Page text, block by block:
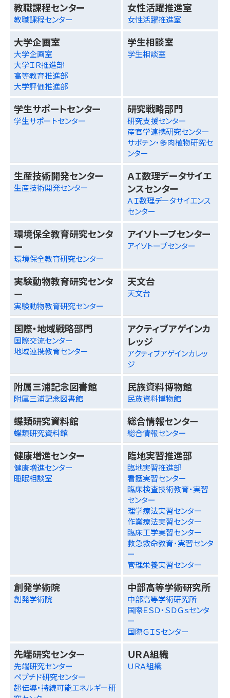
教職課程センター
教職課程センター
女性活躍推進室
女性活躍推進室
大学企画室
大学企画室
大学ＩＲ推進部
高等教育推進部
大学評価推進部
学生相談室
学生相談室
学生サポートセンター
学生サポートセンター
研究戦略部門
研究支援センター
産官学連携研究センター
サボテン・多肉植物研究セ
ンター
生産技術開発センター
生産技術開発センター
ＡＩ数理データサイエ
ンスセンター
ＡＩ数理データサイエンス
センター
環境保全教育研究センタ
ー
環境保全教育研究センター
アイソトープセンター
アイソトープセンター
実験動物教育研究センタ
ー
実験動物教育研究センター
天文台
天文台
国際・地域戦略部門
国際交流センター
地域連携教育センター
アクティブアゲインカ
レッジ
アクティブアゲインカレッ
ジ
附属三浦記念図書館
附属三浦記念図書館
民族資料博物館
民族資料博物館
蝶類研究資料館
蝶類研究資料館
総合情報センター
総合情報センター
健康増進センター
健康増進センター
睡眠相談室
臨地実習推進部
臨地実習推進部
看護実習センター
臨床検査技術教育・実習
センター
理学療法実習センター
作業療法実習センター
臨床工学実習センター
救急救命教育･実習センタ
ー
管理栄養実習センター
創発学術院
創発学術院
中部高等学術研究所
中部高等学術研究所
国際ＥＳＤ・ＳＤＧｓセンタ
ー
国際ＧＩＳセンター
先端研究センター
先端研究センター
ペプチド研究センター
超伝導・持続可能エネルギー研
ＵＲＡ組織
ＵＲＡ組織